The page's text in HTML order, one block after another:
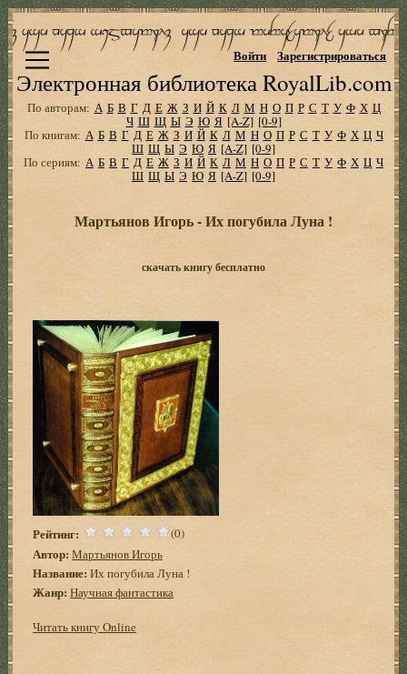
Электронная библиотека RoyalLib.com
Войти Зарегистрироваться
По авторам: А Б В Г Д Е Ж З И Й К Л М Н О П Р С Т У Ф Х Ц
Ч Ш Щ Ы Э Ю Я [A-Z] [0-9]
По книгам: А Б В Г Д Е Ж З И Й К Л М Н О П Р С Т У Ф Х Ц Ч
Ш Щ Ы Э Ю Я [A-Z] [0-9]
По сериям: А Б В Г Д Е Ж З И Й К Л М Н О П Р С Т У Ф Х Ц Ч
Ш Щ Ы Э Ю Я [A-Z] [0-9]
Мартьянов Игорь - Их погубила Луна !
скачать книгу бесплатно
Рейтинг: (0)
Автор: Мартьянов Игорь
Название: Их погубила Луна !
Жанр: Научная фантастика
Читать книгу Online